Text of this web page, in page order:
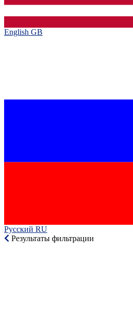
English GB‎
Русский RU‎
Результаты фильтрации